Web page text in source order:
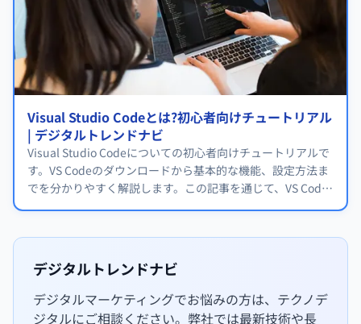
Visual Studio Codeとは?初心者向けチュートリアル
| デジタルトレンドナビ
Visual Studio Codeについての初心者向けチュートリアルで
す。VS Codeのダウンロードから基本的な機能、設定方法ま
でを分かりやすく解説します。この記事を通じて、VS Code
デジタルトレンドナビ
デジタルマーケティングでお悩みの方は、テクノデ
ジタルにご相談ください。弊社では最新技術や長